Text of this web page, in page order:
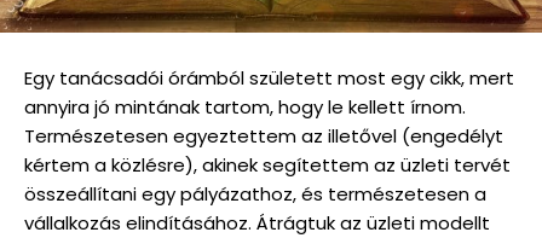
Egy tanácsadói órámból született most egy cikk, mert
annyira jó mintának tartom, hogy le kellett írnom.
Természetesen egyeztettem az illetővel (engedélyt
kértem a közlésre), akinek segítettem az üzleti tervét
összeállítani egy pályázathoz, és természetesen a
vállalkozás elindításához. Átrágtuk az üzleti modellt